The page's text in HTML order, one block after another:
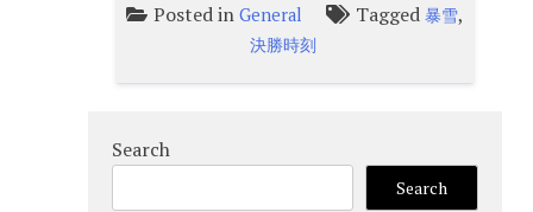
Posted inGeneral Tagged暴雪,
決勝時刻
Search
Search